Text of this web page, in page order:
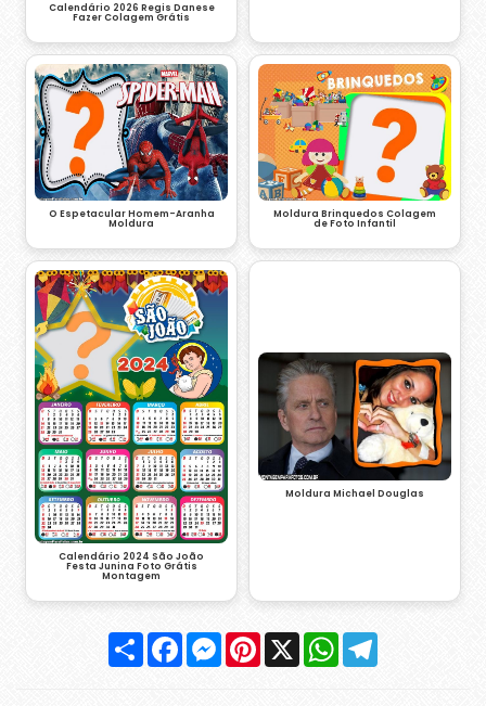
Calendário 2026 Regis Danese
Fazer Colagem Grátis
O Espetacular Homem-Aranha
Moldura
Moldura Brinquedos Colagem
de Foto Infantil
Calendário 2024 São João
Festa Junina Foto Grátis
Montagem
Moldura Michael Douglas
Compartilhar
FacebookMessenger
Pinterest
X WhatsApp